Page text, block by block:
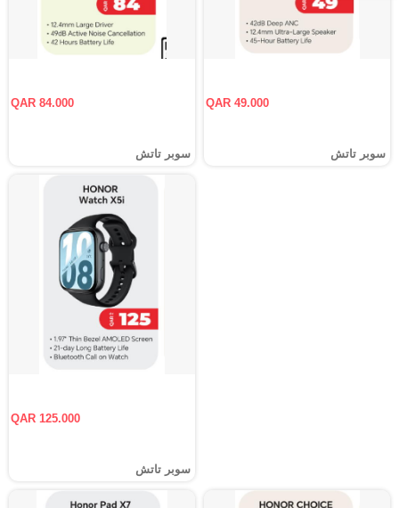
QAR 49.000
سوبر تاتش
QAR 84.000
سوبر تاتش
QAR 125.000
سوبر تاتش